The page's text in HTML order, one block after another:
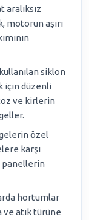
aralıksız
motorun aşırı
siklon
için düzenli
ve kirlerin
özel
karşı
panellerin
hortumlar
ve atık türüne